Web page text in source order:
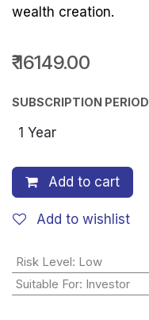
wealth creation.
₹16149.00
SUBSCRIPTION PERIOD
Add to cart
Add to wishlist
Risk Level: Low
Suitable For: Investor